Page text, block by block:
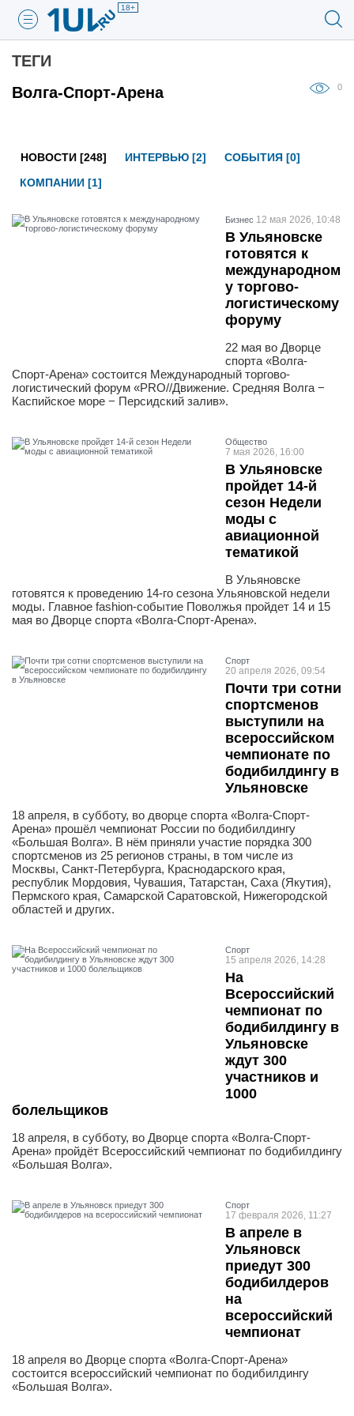
18+
ТЕГИ
Волга-Спорт-Арена
0
НОВОСТИ [248] ИНТЕРВЬЮ [2]
СОБЫТИЯ [0]
КОМПАНИИ [1]
Бизнес 12 мая 2026, 10:48
В Ульяновске
готовятся к
международном
у торгово-
логистическому
форуму
22 мая во Дворце
спорта «Волга-
Спорт-Арена» состоится Международный торгово-
логистический форум «PRO//Движение. Средняя Волга −
Каспийское море − Персидский залив».
Общество
7 мая 2026, 16:00
В Ульяновске
пройдет 14-й
сезон Недели
моды с
авиационной
тематикой
В Ульяновске
готовятся к проведению 14-го сезона Ульяновской недели
моды. Главное fashion-событие Поволжья пройдет 14 и 15
мая во Дворце спорта «Волга-Спорт-Арена».
Спорт
20 апреля 2026, 09:54
Почти три сотни
спортсменов
выступили на
всероссийском
чемпионате по
бодибилдингу в
Ульяновске
18 апреля, в субботу, во дворце спорта «Волга-Спорт-
Арена» прошёл чемпионат России по бодибилдингу
«Большая Волга». В нём приняли участие порядка 300
спортсменов из 25 регионов страны, в том числе из
Москвы, Санкт-Петербурга, Краснодарского края,
республик Мордовия, Чувашия, Татарстан, Саха (Якутия),
Пермского края, Самарской Саратовской, Нижегородской
областей и других.
Спорт
15 апреля 2026, 14:28
На
Всероссийский
чемпионат по
бодибилдингу в
Ульяновске
ждут 300
участников и
1000
болельщиков
18 апреля, в субботу, во Дворце спорта «Волга-Спорт-
Арена» пройдёт Всероссийский чемпионат по бодибилдингу
«Большая Волга».
Спорт
17 февраля 2026, 11:27
В апреле в
Ульяновск
приедут 300
бодибилдеров
на
всероссийский
чемпионат
18 апреля во Дворце спорта «Волга-Спорт-Арена»
состоится всероссийский чемпионат по бодибилдингу
«Большая Волга».